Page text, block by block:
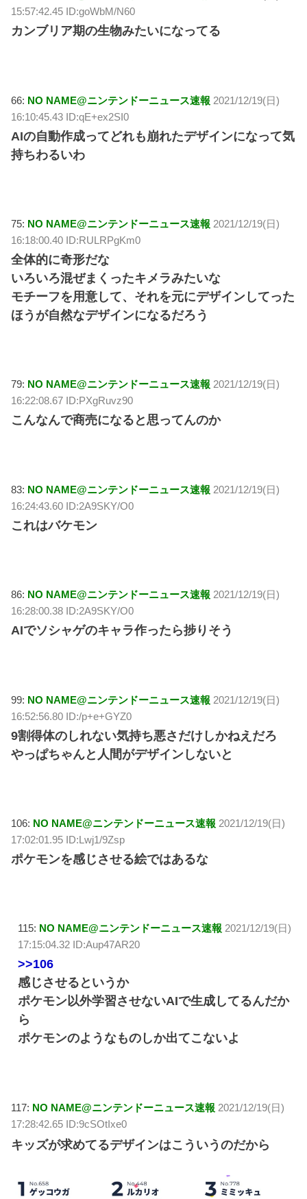
15:57:42.45 ID:goWbM/N60
カンブリア期の生物みたいになってる
66: NO NAME@ニンテンドーニュース速報 2021/12/19(日)
16:10:45.43 ID:qE+ex2SI0
AIの自動作成ってどれも崩れたデザインになって気
持ちわるいわ
75: NO NAME@ニンテンドーニュース速報 2021/12/19(日)
16:18:00.40 ID:RULRPgKm0
全体的に奇形だな
いろいろ混ぜまくったキメラみたいな
モチーフを用意して、それを元にデザインしてった
ほうが自然なデザインになるだろう
79: NO NAME@ニンテンドーニュース速報 2021/12/19(日)
16:22:08.67 ID:PXgRuvz90
こんなんで商売になると思ってんのか
83: NO NAME@ニンテンドーニュース速報 2021/12/19(日)
16:24:43.60 ID:2A9SKY/O0
これはバケモン
86: NO NAME@ニンテンドーニュース速報 2021/12/19(日)
16:28:00.38 ID:2A9SKY/O0
AIでソシャゲのキャラ作ったら捗りそう
99: NO NAME@ニンテンドーニュース速報 2021/12/19(日)
16:52:56.80 ID:/p+e+GYZ0
9割得体のしれない気持ち悪さだけしかねえだろ
やっぱちゃんと人間がデザインしないと
106: NO NAME@ニンテンドーニュース速報 2021/12/19(日)
17:02:01.95 ID:Lwj1/9Zsp
ポケモンを感じさせる絵ではあるな
115: NO NAME@ニンテンドーニュース速報 2021/12/19(日)
17:15:04.32 ID:Aup47AR20
>>106
感じさせるというか
ポケモン以外学習させないAIで生成してるんだか
ら
ポケモンのようなものしか出てこないよ
117: NO NAME@ニンテンドーニュース速報 2021/12/19(日)
17:28:42.65 ID:9cSOtIxe0
キッズが求めてるデザインはこういうのだから